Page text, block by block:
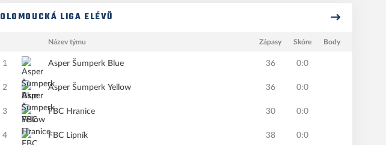
OLOMOUCKÁ LIGA ELÉVŮ
Název týmu Zápasy Skóre Body
1 Asper Šumperk Blue 36 0:0
2 Asper Šumperk Yellow 36 0:0
3 FBC Hranice 30 0:0
4 FBC Lipník 38 0:0